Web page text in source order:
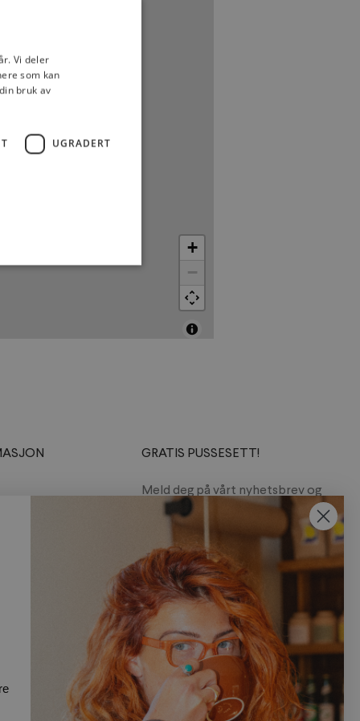
+
−
GRATIS PUSSESETT!
Meld deg på vårt nyhetsbrev og
motta et gratis pussesett med
Abonner
Vi deler
som kan
bruk av
UGRADERT